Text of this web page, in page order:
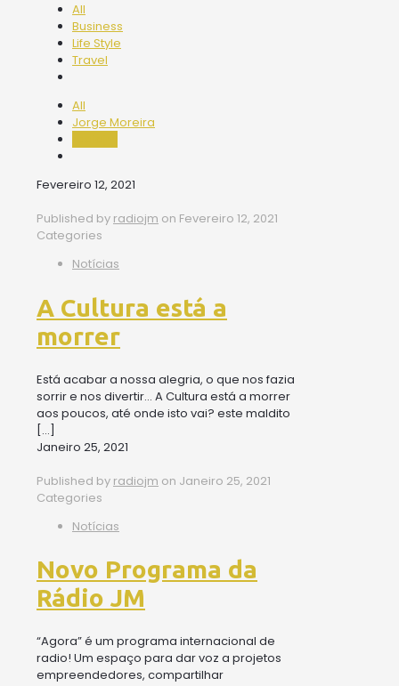
All
Business
Life Style
Travel
All
Jorge Moreira
Fevereiro 12, 2021
Published by radiojm on Fevereiro 12, 2021
Categories
Notícias
A Cultura está a
morrer
Está acabar a nossa alegria, o que nos fazia
sorrir e nos divertir… A Cultura está a morrer
aos poucos, até onde isto vai? este maldito
[…]
Janeiro 25, 2021
Published by radiojm on Janeiro 25, 2021
Categories
Notícias
Novo Programa da
Rádio JM
“Agora” é um programa internacional de
radio! Um espaço para dar voz a projetos
empreendedores, compartilhar